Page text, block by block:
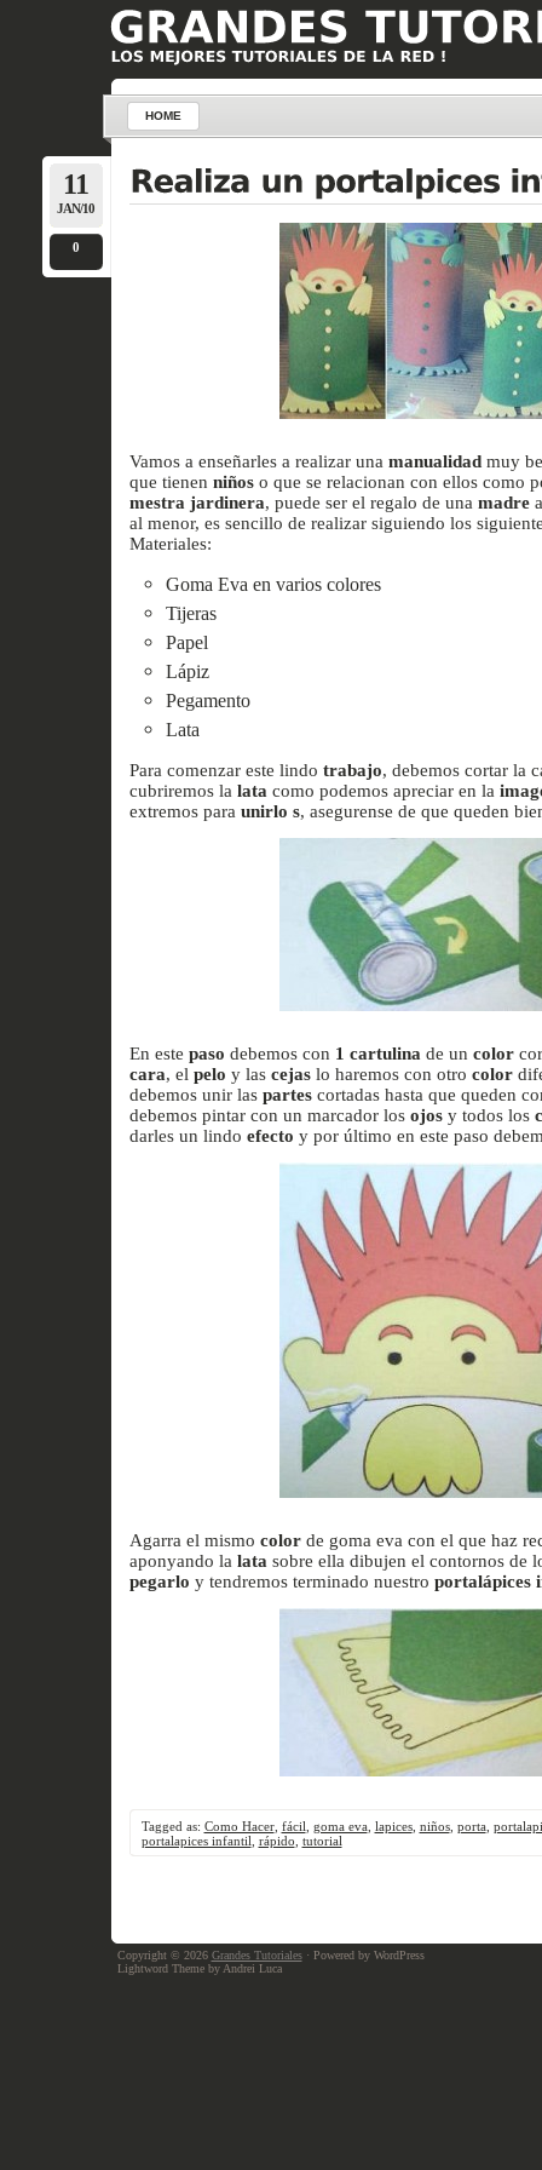
HOME
11
JAN/10
0
Vamos a enseñarles a realizar una manualidad muy
que tienen niñoso que se relacionan con ellos como
mestra jardinera, puede ser el regalo de una madre
al menor, es sencillo de realizar siguiendo los
Materiales:
Goma Eva en varios colores
Tijeras
Papel
Lápiz
Pegamento
Lata
Para comenzar este lindo trabajo, debemos cortar la
cubriremos la lata como podemos apreciar en la
extremos para unirlo s, asegurense de que queden
En este paso debemos con 1 cartulina de un color
cara, el pelo y las cejaslo haremos con otro color
debemos unir las partescortadas hasta que queden
debemos pintar con un marcador los ojosy todos los
darles un lindo efecto y por último en este paso
Agarra el mismo color de goma eva con el que haz
aponyando la lata sobre ella dibujen el contornos de
pegarlo y tendremos terminado nuestro portalápices
Tagged as: Como Hacer, fácil goma eva, lapices, niños, porta,
portalapices infantil rápido tutorial
Copyright © 2026 Grandes Tutoriales· Powered by WordPress
Lightword Theme by Andrei Luca